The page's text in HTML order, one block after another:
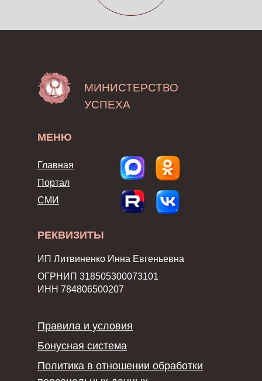
МЕНЮ
РЕКВИЗИТЫ
Политика в отношении обработки
Правила и условия
Бонусная система
Главная
Портал
СМИ
ИП Литвиненко Инна Евгеньевна
ОГРНИП 318505300073101
ИНН 784806500207
МИНИСТЕРСТВО
УСПЕХА